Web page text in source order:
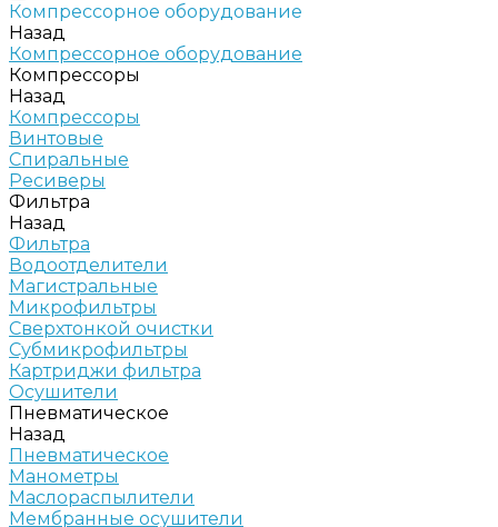
Компрессорное оборудование
Назад
Компрессорное оборудование
Компрессоры
Назад
Компрессоры
Винтовые
Спиральные
Ресиверы
Фильтра
Назад
Фильтра
Водоотделители
Магистральные
Микрофильтры
Сверхтонкой очистки
Субмикрофильтры
Картриджи фильтра
Осушители
Пневматическое
Назад
Пневматическое
Манометры
Маслораспылители
Мембранные осушители